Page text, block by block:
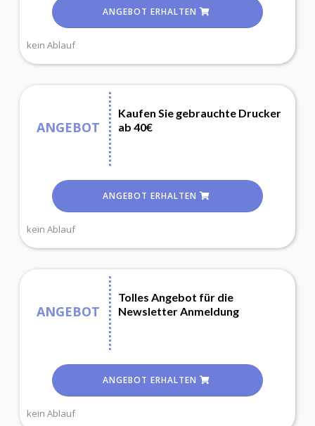
ANGEBOT ERHALTEN
kein Ablauf
ANGEBOT
Kaufen Sie gebrauchte Drucker
ab 40€
ANGEBOT ERHALTEN
kein Ablauf
ANGEBOT
Tolles Angebot für die
Newsletter Anmeldung
ANGEBOT ERHALTEN
kein Ablauf